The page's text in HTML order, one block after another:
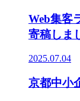
Web集客
寄稿しま
2025.07.04
京都中小